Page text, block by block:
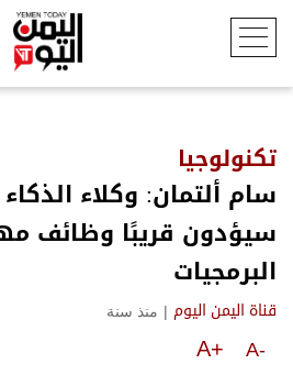
تكنولوجيا
سام ألتمان: وكلاء
سيؤدون قريبًا وظائف
البرمجيات
قناة اليمن اليوم | منذ سنة
A-
A+